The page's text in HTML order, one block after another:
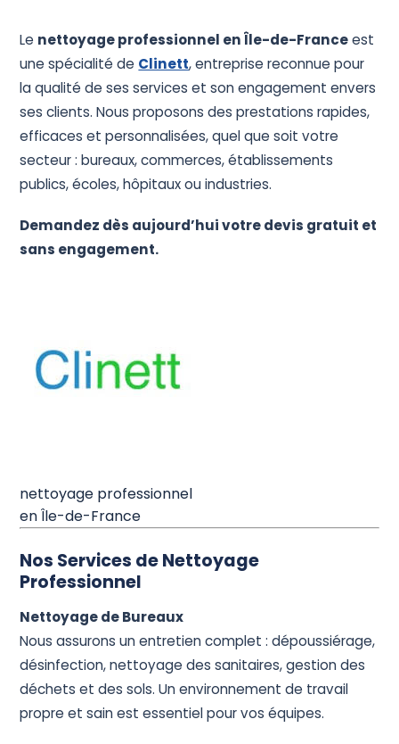
Le nettoyage professionnel en Île-de-Franceest
une spécialité de Clinett, entreprise reconnue pour
la qualité de ses services et son engagement envers
ses clients. Nous proposons des prestations rapides,
efficaces et personnalisées, quel que soit votre
secteur : bureaux, commerces, établissements
publics, écoles, hôpitaux ou industries.
Demandez dès aujourd’hui votre devis gratuit et
sans engagement.
nettoyage professionnel
en Île-de-France
Nos Services de Nettoyage
Professionnel
Nettoyage de Bureaux
Nous assurons un entretien complet : dépoussiérage,
désinfection, nettoyage des sanitaires, gestion des
déchets et des sols. Un environnement de travail
propre et sain est essentiel pour vos équipes.